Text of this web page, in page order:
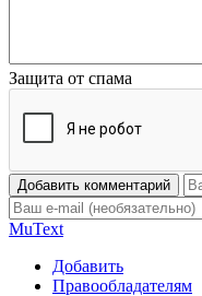
Защита от спама
Добавить комментарий
MuText
Добавить
Правообладателям